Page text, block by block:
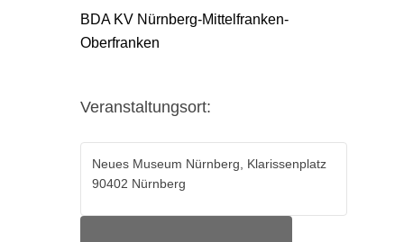
BDA KV Nürnberg-Mittelfranken-
Oberfranken
Veranstaltungsort:
Neues Museum Nürnberg, Klarissenplatz
90402 Nürnberg